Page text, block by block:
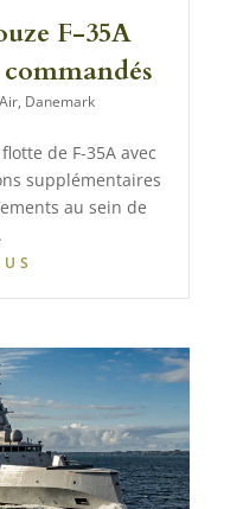
F-35A
Air, Danemark
de F-35A avec
supplémentaires
au sein de